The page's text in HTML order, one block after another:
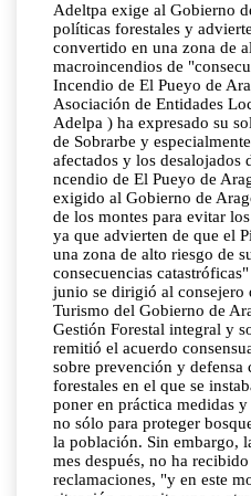
Adeltpa exige al Gobierno
políticas forestales y
convertido en una zona de
macroincendios de
Incendio de El Pueyo de
Asociación de Entidades
Adelpa ) ha expresado su
de Sobrarbe y
afectados y los desalojados
ncendio de El Pueyo de
exigido al Gobierno de
de los montes para evitar
ya que advierten de que el
una zona de alto riesgo de
consecuencias
junio se dirigió al consejero
Turismo del Gobierno de
Gestión Forestal integral y
remitió el acuerdo
sobre prevención y defensa
forestales en el que se
poner en práctica medidas
no sólo para proteger
la población. Sin embargo,
mes después, no ha
reclamaciones, "y en este